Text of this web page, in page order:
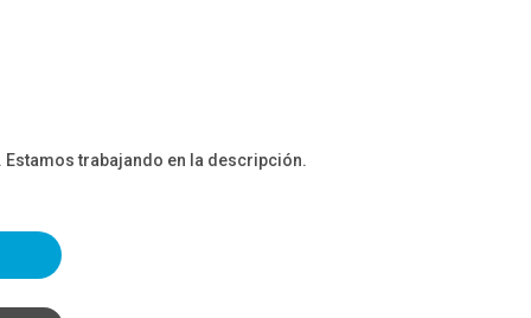
trabajando en la descripción.